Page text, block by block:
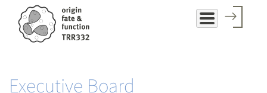
Direkt
zum
Executive Board